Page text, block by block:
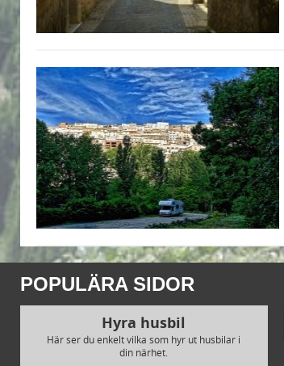
POPULÄRA SIDOR
Hyra husbil
Här ser du enkelt vilka som hyr ut husbilar i
din närhet.